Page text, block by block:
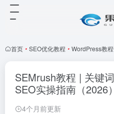
首页 • SEO优化教程 • WordPress教
SEMrush教程 | 关键
SEO实操指南（2026）
4个月前更新